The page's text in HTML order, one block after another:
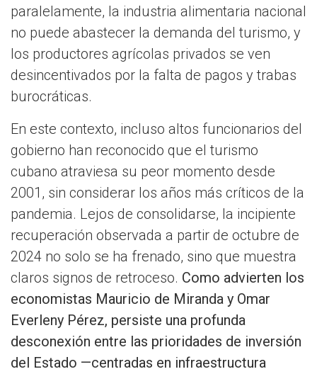
paralelamente, la industria alimentaria nacional
no puede abastecer la demanda del turismo, y
los productores agrícolas privados se ven
desincentivados por la falta de pagos y trabas
burocráticas.
En este contexto, incluso altos funcionarios del
gobierno han reconocido que el turismo
cubano atraviesa su peor momento desde
2001, sin considerar los años más críticos de la
pandemia. Lejos de consolidarse, la incipiente
recuperación observada a partir de octubre de
2024 no solo se ha frenado, sino que muestra
claros signos de retroceso. Como advierten los
economistas Mauricio de Miranda y Omar
Everleny Pérez, persiste una profunda
desconexión entre las prioridades de inversión
del Estado —centradas en infraestructura